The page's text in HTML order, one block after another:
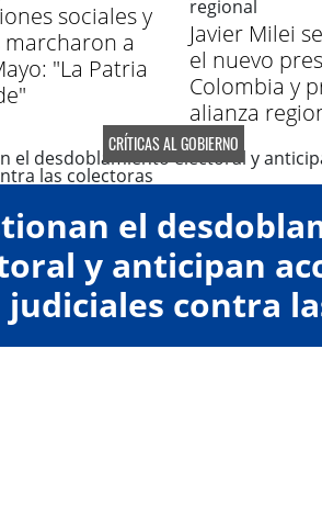
sociales y
a
"La Patria
Javier Milei
el nuevo
Colombia y
alianza
CRÍTICAS AL GOBIERNO
el
y anticipan
judiciales contra
"colectoras"